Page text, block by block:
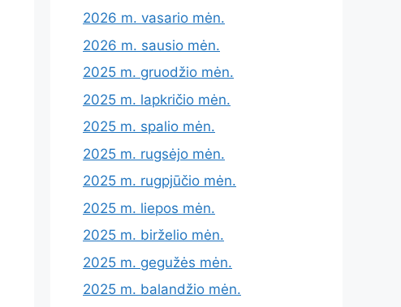
2026 m. vasario mėn.
2026 m. sausio mėn.
2025 m. gruodžio mėn.
2025 m. lapkričio mėn.
2025 m. spalio mėn.
2025 m. rugsėjo mėn.
2025 m. rugpjūčio mėn.
2025 m. liepos mėn.
2025 m. birželio mėn.
2025 m. gegužės mėn.
2025 m. balandžio mėn.